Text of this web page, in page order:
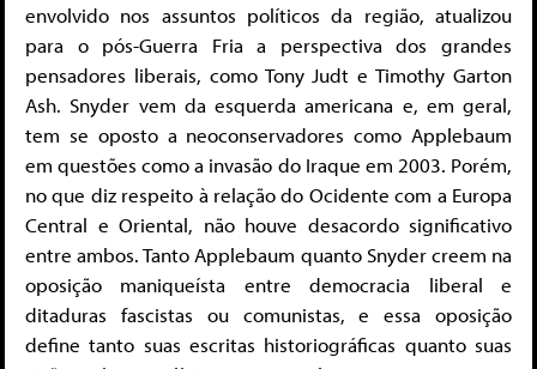
envolvido nos assuntos políticos da região, atualizou
para o pós-Guerra Fria a perspectiva dos grandes
pensadores liberais, como Tony Judt e Timothy Garton
Ash. Snyder vem da esquerda americana e, em geral,
tem se oposto a neoconservadores como Applebaum
em questões como a invasão do Iraque em 2003. Porém,
no que diz respeito à relação do Ocidente com a Europa
Central e Oriental, não houve desacordo significativo
entre ambos. Tanto Applebaum quanto Snyder creem na
oposição maniqueísta entre democracia liberal e
ditaduras fascistas ou comunistas, e essa oposição
define tanto suas escritas historiográficas quanto suas